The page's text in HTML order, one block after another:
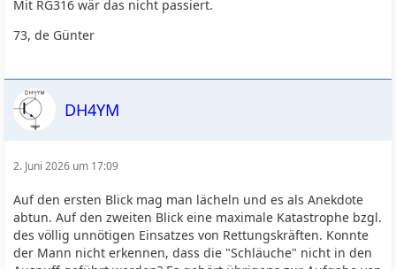
Mit RG316 wär das nicht passiert.
73, de Günter
DH4YM
2. Juni 2026 um 17:09
Auf den ersten Blick mag man lächeln und es als Anekdote
abtun. Auf den zweiten Blick eine maximale Katastrophe bzgl.
des völlig unnötigen Einsatzes von Rettungskräften. Konnte
der Mann nicht erkennen, dass die "Schläuche" nicht in den